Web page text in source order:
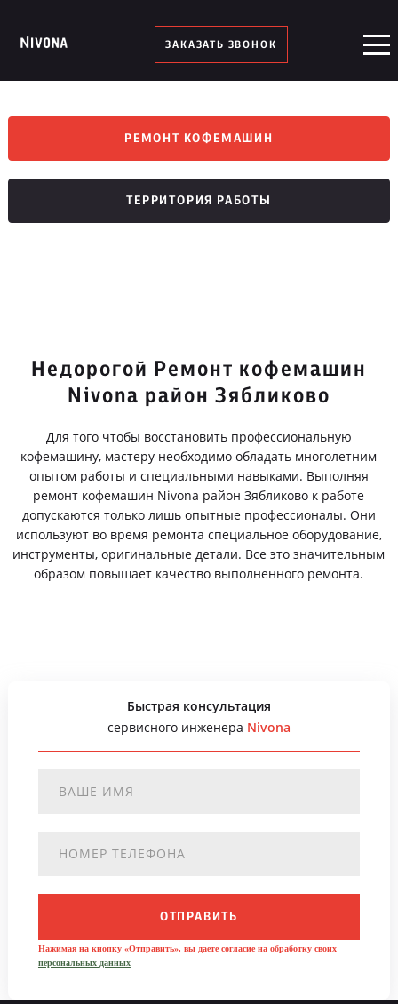
ЗАКАЗАТЬ ЗВОНОК
РЕМОНТ КОФЕМАШИН
ТЕРРИТОРИЯ РАБОТЫ
Недорогой Ремонт кофемашин
Nivona район Зябликово
Для того чтобы восстановить профессиональную
кофемашину, мастеру необходимо обладать многолетним
опытом работы и специальными навыками. Выполняя
ремонт кофемашин Nivona район Зябликово к работе
допускаются только лишь опытные профессионалы. Они
используют во время ремонта специальное оборудование,
инструменты, оригинальные детали. Все это значительным
образом повышает качество выполненного ремонта.
Быстрая консультация
сервисного инженера Nivona
ОТПРАВИТЬ
Нажимая на кнопку «Отправить», вы даете согласие на обработку своих
персональных данных